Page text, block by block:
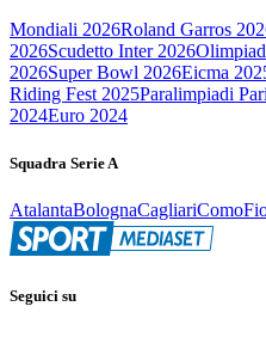
Mondiali 2026Roland Garros
2026Scudetto Inter 2026
2026Super Bowl 2026Eicma
Riding Fest 2025Paralimpiadi
2024Euro 2024
Squadra Serie A
AtalantaBolognaCagliariComo
Seguici su